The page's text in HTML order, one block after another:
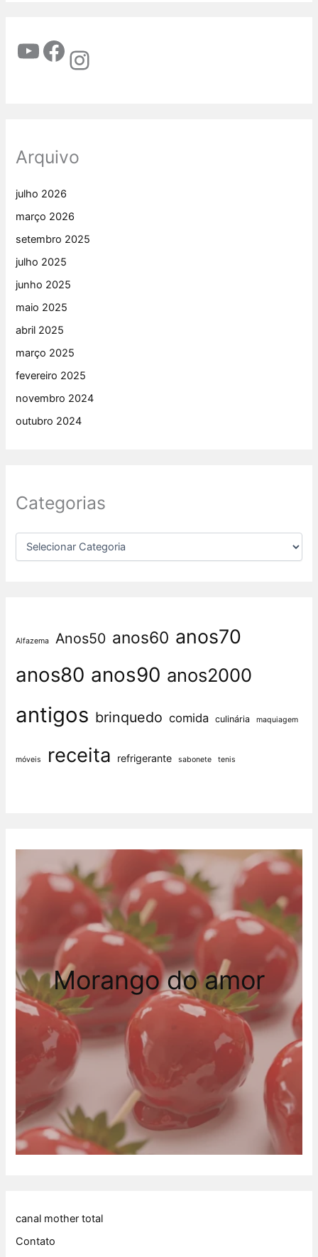
Arquivo
julho 2026
março 2026
setembro 2025
julho 2025
junho 2025
maio 2025
abril 2025
março 2025
fevereiro 2025
novembro 2024
outubro 2024
Categorias
Alfazema Anos50 anos60 anos70
anos80 anos90 anos2000
antigos brinquedo comida culinária maquiagem
móveis receita refrigerante sabonete tenis
Morango do amor
canal mother total
Contato